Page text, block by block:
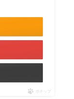
ポチップ